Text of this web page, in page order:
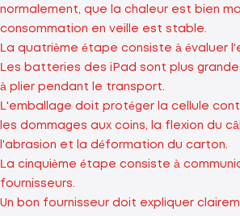
normalement, que la chaleur est bien
consommation en veille est stable.
La quatrième étape consiste à évaluer
Les batteries des iPad sont plus
à plier pendant le transport.
L'emballage doit protéger la cellule
les dommages aux coins, la flexion du
l'abrasion et la déformation du carton.
La cinquième étape consiste à
fournisseurs.
Un bon fournisseur doit expliquer